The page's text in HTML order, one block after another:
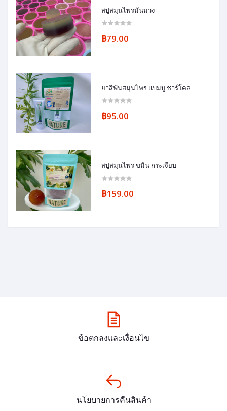
สบู่สมุนไพรมันม่วง
฿79.00
ยาสีฟันสมุนไพร แบมบู ชาร์โคล
฿95.00
สบู่สมุนไพร ขมิ้น กระเจี๊ยบ
฿159.00
ข้อตกลงและเงื่อนไข
นโยบายการคืนสินค้า